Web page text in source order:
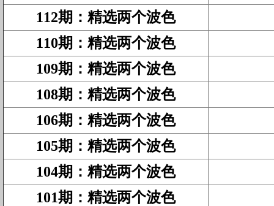
112期 ： 精选两个波色
110期 ： 精选两个波色
109期 ： 精选两个波色
108期 ： 精选两个波色
106期 ： 精选两个波色
105期 ： 精选两个波色
104期 ： 精选两个波色
101期 ： 精选两个波色